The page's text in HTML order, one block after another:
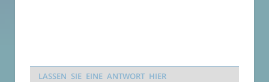
LASSEN SIE EINE ANTWORT HIER